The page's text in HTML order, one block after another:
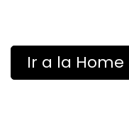
Ir a la Home